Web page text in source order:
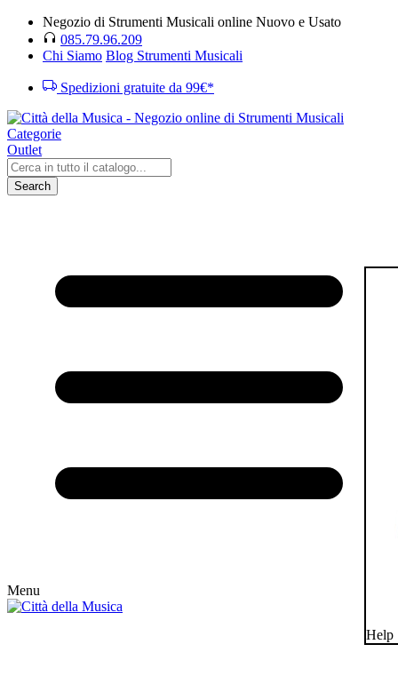
Negozio di Strumenti Musicali online Nuovo e Usato
085.79.96.209
Chi Siamo Blog Strumenti Musicali
Spedizioni gratuite da 99€*
Categorie
Outlet
Search
Menu
Help